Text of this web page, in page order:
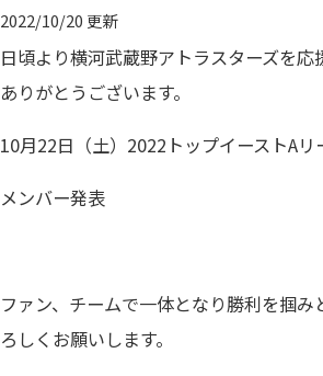
2022/10/20 更新
日頃より横河武蔵野アトラスターズを
ありがとうございます。
10月22日（土）2022トップイーストA
メンバー発表
ファン、チームで一体となり勝利を掴
ろしくお願いします。